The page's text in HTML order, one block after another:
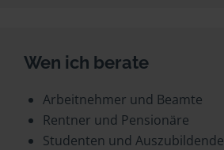
Wen ich berate
Arbeitnehmer und Beamte
Rentner und Pensionäre
Studenten und Auszubildende